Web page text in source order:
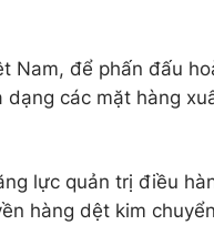
Nam, để phấn đấu
các mặt hàng
lực quản trị điều
hàng dệt kim